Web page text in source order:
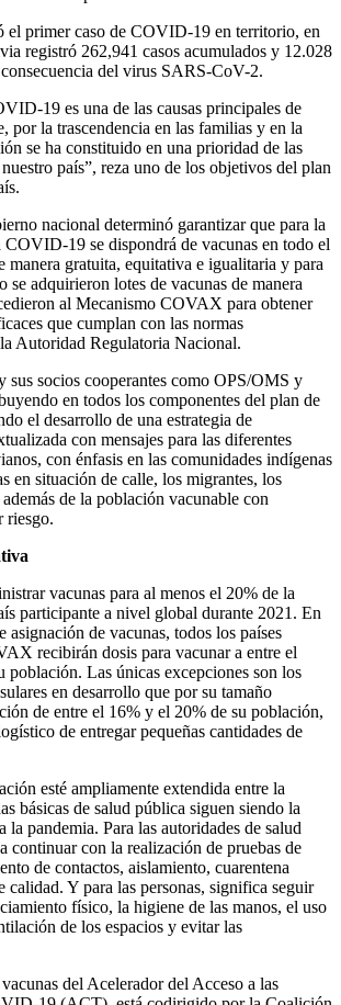
el primer caso de COVID-19 en territorio, en
registró 262,941 casos acumulados y 12.028
del virus SARS-CoV-2.
19 es una de las causas principales de
por la trascendencia en las familias y en la
se ha constituido en una prioridad de las
país”, reza uno de los objetivos del plan
nacional determinó garantizar que para la
19 se dispondrá de vacunas en todo el
manera gratuita, equitativa e igualitaria y para
se adquirieron lotes de vacunas de manera
al Mecanismo COVAX para obtener
que cumplan con las normas
Autoridad Regulatoria Nacional.
sus socios cooperantes como OPS/OMS y
en todos los componentes del plan de
el desarrollo de una estrategia de
con mensajes para las diferentes
con énfasis en las comunidades indígenas
en situación de calle, los migrantes, los
de la población vacunable con
riesgo.
vacunas para al menos el 20% de la
participante a nivel global durante 2021. En
asignación de vacunas, todos los países
recibirán dosis para vacunar a entre el
población. Las únicas excepciones son los
en desarrollo que por su tamaño
de entre el 16% y el 20% de su población,
de entregar pequeñas cantidades de
esté ampliamente extendida entre la
básicas de salud pública siguen siendo la
la pandemia. Para las autoridades de salud
continuar con la realización de pruebas de
de contactos, aislamiento, cuarentena
calidad. Y para las personas, significa seguir
físico, la higiene de las manos, el uso
de los espacios y evitar las
del Acelerador del Acceso a las